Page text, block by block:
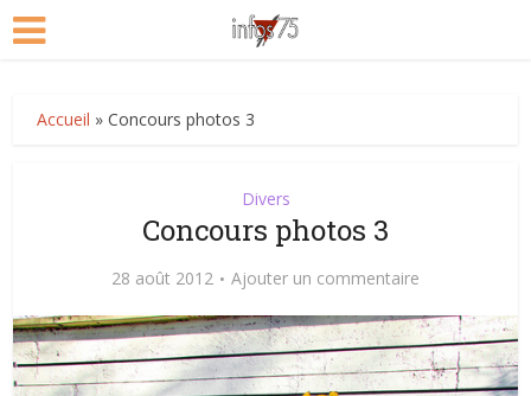
Accueil »Concours photos 3
Divers
Concours photos 3
28 août 2012 Ajouter un commentaire